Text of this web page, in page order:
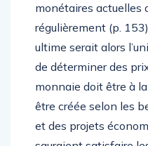
monétaires actuelles
régulièrement (p.
ultime serait alors
de déterminer des
monnaie doit être à
être créée selon les
et des projets